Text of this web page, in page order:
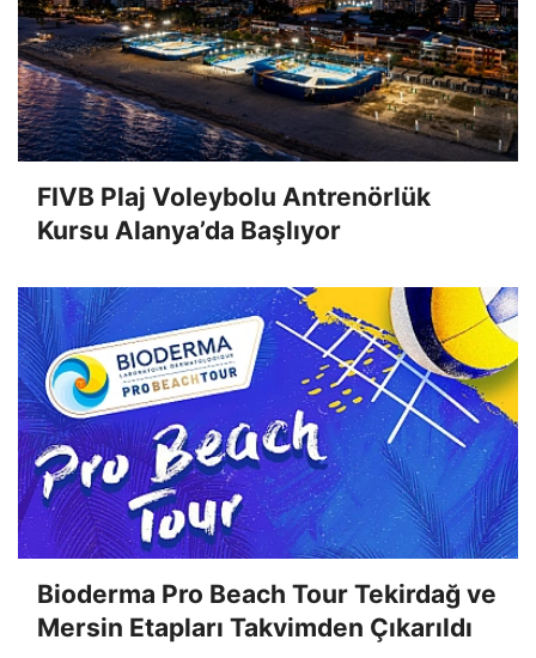
FIVB Plaj Voleybolu Antrenörlük
Kursu Alanya’da Başlıyor
Bioderma Pro Beach Tour Tekirdağ ve
Mersin Etapları Takvimden Çıkarıldı